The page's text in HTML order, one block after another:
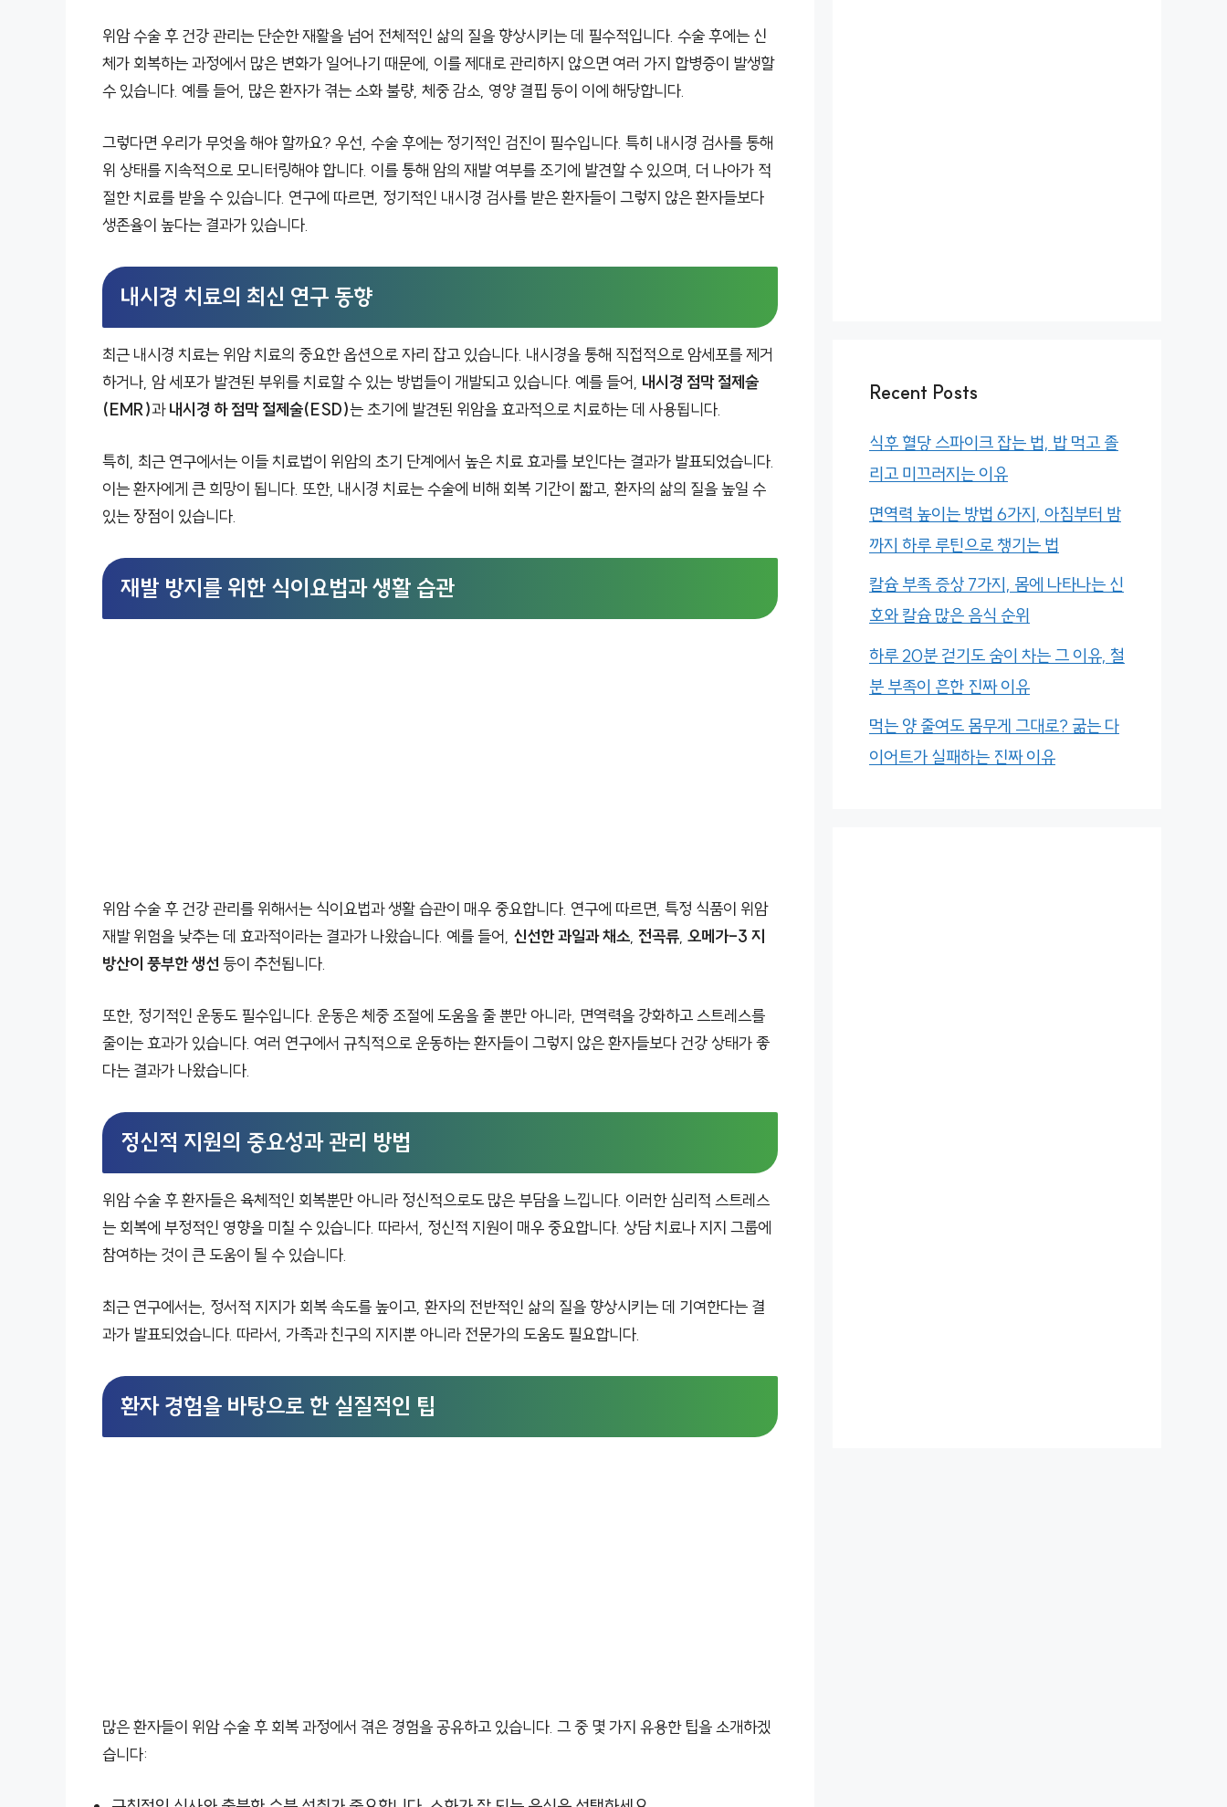
위암 수술 후 건강 관리는 단순한 재활을 넘어 전체적인 삶의 질을 향상시키는 데 필수적입니다. 수술 후에는 신
체가 회복하는 과정에서 많은 변화가 일어나기 때문에, 이를 제대로 관리하지 않으면 여러 가지 합병증이 발생할
수 있습니다. 예를 들어, 많은 환자가 겪는 소화 불량, 체중 감소, 영양 결핍 등이 이에 해당합니다.
그렇다면 우리가 무엇을 해야 할까요? 우선, 수술 후에는 정기적인 검진이 필수입니다. 특히 내시경 검사를 통해
위 상태를 지속적으로 모니터링해야 합니다. 이를 통해 암의 재발 여부를 조기에 발견할 수 있으며, 더 나아가 적
절한 치료를 받을 수 있습니다. 연구에 따르면, 정기적인 내시경 검사를 받은 환자들이 그렇지 않은 환자들보다
생존율이 높다는 결과가 있습니다.
내시경 치료의 최신 연구 동향
최근 내시경 치료는 위암 치료의 중요한 옵션으로 자리 잡고 있습니다. 내시경을 통해 직접적으로 암세포를 제거
하거나, 암 세포가 발견된 부위를 치료할 수 있는 방법들이 개발되고 있습니다. 예를 들어, 내시경 점막 절제술
(EMR)과내시경 하 점막 절제술(ESD)는 초기에 발견된 위암을 효과적으로 치료하는 데 사용됩니다.
특히, 최근 연구에서는 이들 치료법이 위암의 초기 단계에서 높은 치료 효과를 보인다는 결과가 발표되었습니다.
이는 환자에게 큰 희망이 됩니다. 또한, 내시경 치료는 수술에 비해 회복 기간이 짧고, 환자의 삶의 질을 높일 수
있는 장점이 있습니다.
재발 방지를 위한 식이요법과 생활 습관
위암 수술 후 건강 관리를 위해서는 식이요법과 생활 습관이 매우 중요합니다. 연구에 따르면, 특정 식품이 위암
재발 위험을 낮추는 데 효과적이라는 결과가 나왔습니다. 예를 들어, 신선한 과일과 채소, 전곡류, 오메가-3 지
방산이 풍부한 생선등이 추천됩니다.
또한, 정기적인 운동도 필수입니다. 운동은 체중 조절에 도움을 줄 뿐만 아니라, 면역력을 강화하고 스트레스를
줄이는 효과가 있습니다. 여러 연구에서 규칙적으로 운동하는 환자들이 그렇지 않은 환자들보다 건강 상태가 좋
다는 결과가 나왔습니다.
정신적 지원의 중요성과 관리 방법
위암 수술 후 환자들은 육체적인 회복뿐만 아니라 정신적으로도 많은 부담을 느낍니다. 이러한 심리적 스트레스
는 회복에 부정적인 영향을 미칠 수 있습니다. 따라서, 정신적 지원이 매우 중요합니다. 상담 치료나 지지 그룹에
참여하는 것이 큰 도움이 될 수 있습니다.
최근 연구에서는, 정서적 지지가 회복 속도를 높이고, 환자의 전반적인 삶의 질을 향상시키는 데 기여한다는 결
과가 발표되었습니다. 따라서, 가족과 친구의 지지뿐 아니라 전문가의 도움도 필요합니다.
환자 경험을 바탕으로 한 실질적인 팁
많은 환자들이 위암 수술 후 회복 과정에서 겪은 경험을 공유하고 있습니다. 그 중 몇 가지 유용한 팁을 소개하겠
습니다:
Recent Posts
식후 혈당 스파이크 잡는 법, 밥 먹고 졸
리고 미끄러지는 이유
면역력 높이는 방법 6가지, 아침부터 밤
까지 하루 루틴으로 챙기는 법
칼슘 부족 증상 7가지, 몸에 나타나는 신
호와 칼슘 많은 음식 순위
하루 20분 걷기도 숨이 차는 그 이유, 철
분 부족이 흔한 진짜 이유
먹는 양 줄여도 몸무게 그대로? 굶는 다
이어트가 실패하는 진짜 이유